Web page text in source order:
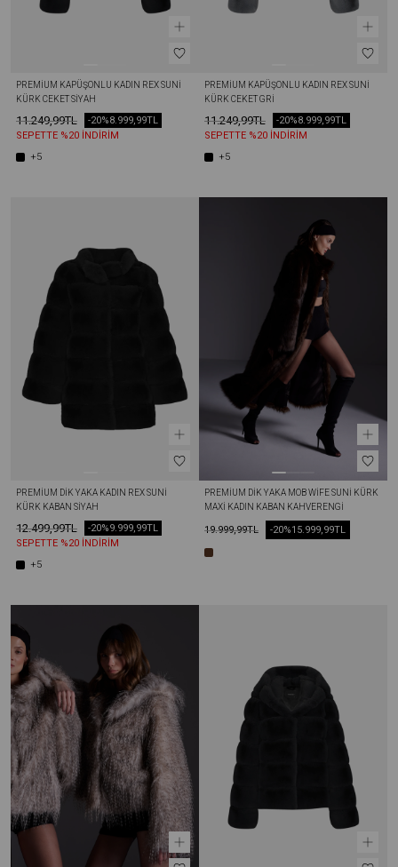
PREMIUM KAPÜŞONLU KADIN REX SUNI
KÜRK CEKET SIYAH
11.249,99TL 8.999,99TL
-20%
SEPETTE %20 İNDİRİM
+5
PREMIUM KAPÜŞONLU KADIN REX SUNI
KÜRK CEKET GRI
11.249,99TL 8.999,99TL
-20%
SEPETTE %20 İNDİRİM
+5
PREMIUM DIK YAKA KADIN REX SUNI
KÜRK KABAN SIYAH
12.499,99TL 9.999,99TL
-20%
SEPETTE %20 İNDİRİM
+5
PREMIUM DIK YAKA MOB WİFE SUNI KÜRK
MAXI KADIN KABAN KAHVERENGI
19.999,99TL 15.999,99TL
-20%